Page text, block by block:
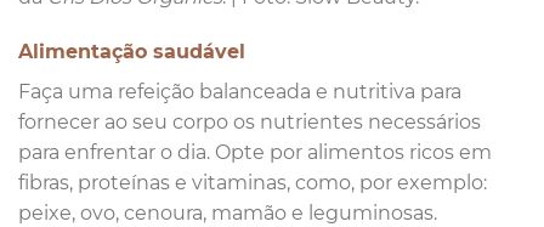
Alimentação saudável
Faça uma refeição balanceada e nutritiva para
fornecer ao seu corpo os nutrientes necessários
para enfrentar o dia. Opte por alimentos ricos em
fibras, proteínas e vitaminas, como, por exemplo:
peixe, ovo, cenoura, mamão e leguminosas.